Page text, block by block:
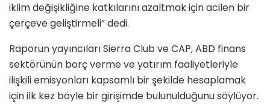
iklim değişikliğine katkılarını azaltmak için acilen bir
çerçeve geliştirmeli” dedi.
Raporun yayıncıları Sierra Club ve CAP, ABD finans
sektörünün borç verme ve yatırım faaliyetleriyle
ilişkili emisyonları kapsamlı bir şekilde hesaplamak
için ilk kez böyle bir girişimde bulunulduğunu söylüyor.